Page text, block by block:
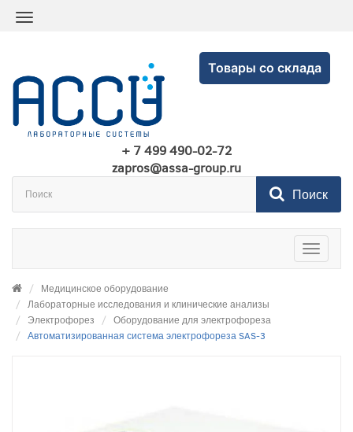
Товары со склада
+ 7 499 490-02-72
zapros@assa-group.ru
Поиск
Toggle
Медицинское оборудование
Лабораторные исследования и клинические анализы
Электрофорез
Оборудование для электрофореза
Автоматизированная система электрофореза SAS-3